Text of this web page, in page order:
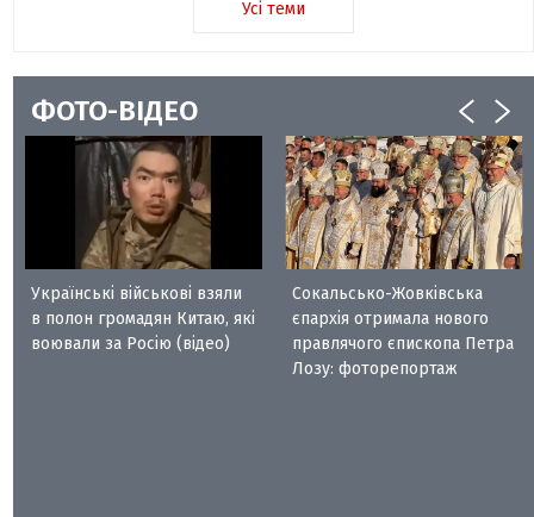
Усі теми
ФОТО-ВІДЕО
Українські військові взяли
в полон громадян Китаю, які
воювали за Росію (відео)
Сокальсько-Жовківська
єпархія отримала нового
правлячого єпископа Петра
Лозу: фоторепортаж